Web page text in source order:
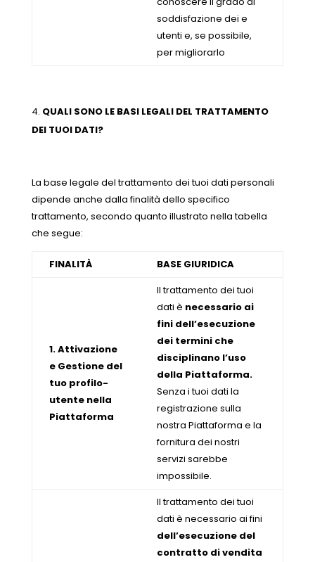
soddisfazione dei e
utenti e, se possibile,
per migliorarlo
QUALI SONO LE BASI LEGALI DEL TRATTAMENTO
DEI TUOI DATI?
La base legale del trattamento dei tuoi dati personali
dipende anche dalla finalità dello specifico
trattamento, secondo quanto illustrato nella tabella
che segue:
FINALITÀ BASE GIURIDICA
1. Attivazione
e Gestione del
tuo profilo-
utente nella
Piattaforma
Il trattamento dei tuoi
dati è necessario ai
fini dell’esecuzione
dei termini che
disciplinano l’uso
della Piattaforma.
Senza i tuoi dati la
registrazione sulla
nostra Piattaforma e la
fornitura dei nostri
servizi sarebbe
impossibile.
Il trattamento dei tuoi
dati è necessario ai fini
dell’esecuzione del
contratto di vendita